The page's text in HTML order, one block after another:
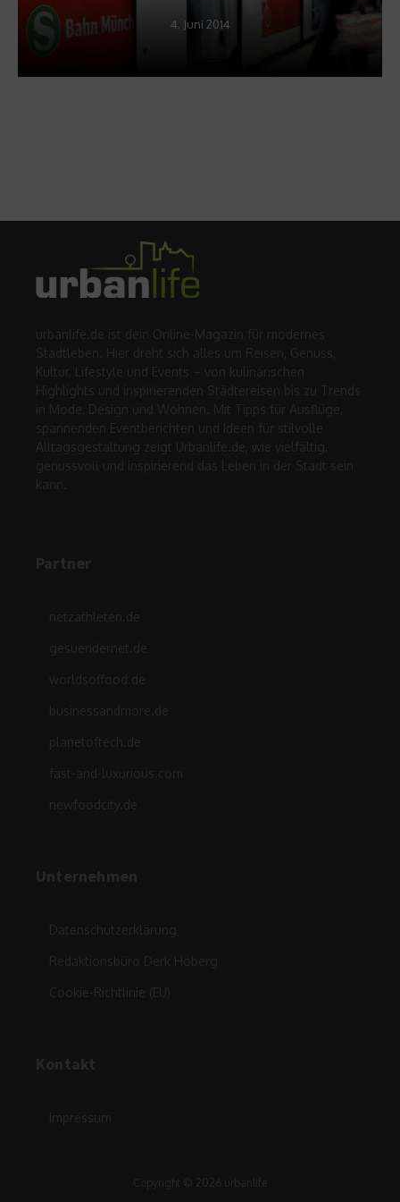
4. Juni 2014
urbanlife.de ist dein Online-Magazin für modernes
Stadtleben. Hier dreht sich alles um Reisen, Genuss,
Kultur, Lifestyle und Events – von kulinarischen
Highlights und inspirierenden Städtereisen bis zu Trends
in Mode, Design und Wohnen. Mit Tipps für Ausflüge,
spannenden Eventberichten und Ideen für stilvolle
Alltagsgestaltung zeigt Urbanlife.de, wie vielfältig,
genussvoll und inspirierend das Leben in der Stadt sein
kann.
Partner
netzathleten.de
gesuendernet.de
worldsoffood.de
businessandmore.de
planetoftech.de
fast-and-luxurious.com
newfoodcity.de
Unternehmen
Datenschutzerklärung
Redaktionsbüro Derk Hoberg
Cookie-Richtlinie (EU)
Kontakt
Impressum
Copyright © 2026 urbanlife